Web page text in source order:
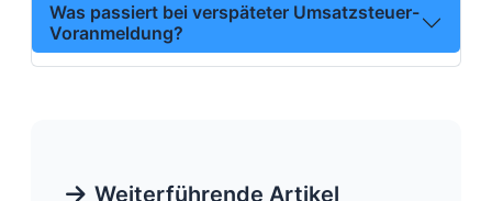
Was passiert bei verspäteter Umsatzsteuer-
Voranmeldung?
Weiterführende Artikel